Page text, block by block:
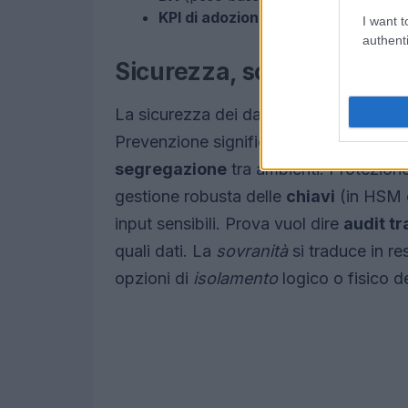
I want
KPI di adozione
(peso medio):
Sicurezza, sovranità e
La sicurezza dei dati si fonda su tre
Prevenzione significa
data
segregazione tra ambienti.
gestione robusta delle chiavi (in HSM
input sensibili. Prova vuol dire audit
quali dati. La sovranitàsi traduce in
opzioni di isolamento logico o fisico